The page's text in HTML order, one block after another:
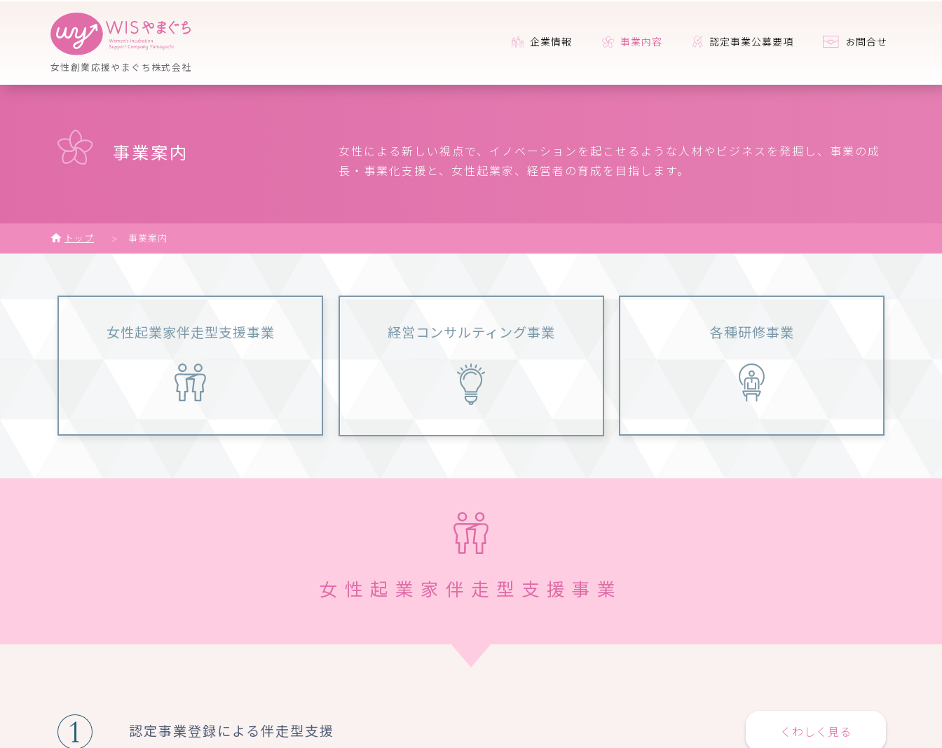
女性創業応援やまぐち株式会社
企業情報 事業内容 認定事業公募要項 お問合せ
事業案内
女性による新しい視点で、イノベーションを起こせるような人材やビジネスを発掘し、事業の成
長・事業化支援と、女性起業家、経営者の育成を目指します。
トップ ＞ 事業案内
女性起業家伴走型支援事業 経営コンサルティング事業 各種研修事業
女性起業家伴走型 支援事業
認定事業登録による伴走型支援 くわしく見る